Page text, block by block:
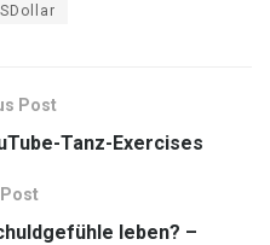
Post
Tanz-Exercises
leben? –